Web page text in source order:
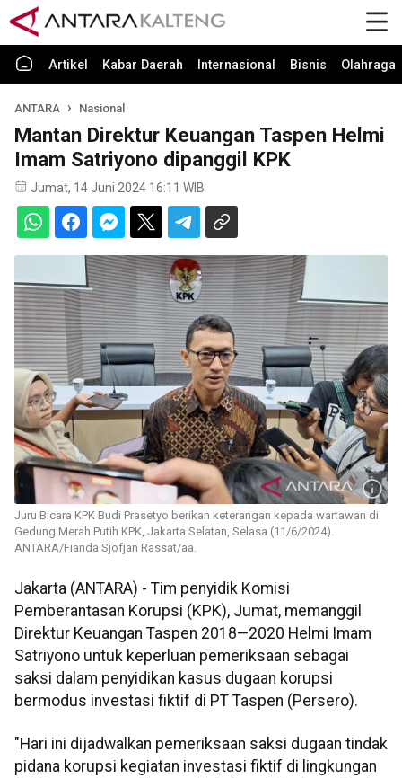
Artikel Kabar Daerah Internasional Bisnis Olahraga
ANTARA Nasional
Mantan Direktur Keuangan Taspen Helmi
Imam Satriyono dipanggil KPK
Jumat, 14 Juni 2024 16:11 WIB
Juru Bicara KPK Budi Prasetyo berikan keterangan kepada wartawan di
Gedung Merah Putih KPK, Jakarta Selatan, Selasa (11/6/2024).
ANTARA/Fianda Sjofjan Rassat/aa.
Jakarta (ANTARA) - Tim penyidik Komisi
Pemberantasan Korupsi (KPK), Jumat, memanggil
Direktur Keuangan Taspen 2018—2020 Helmi Imam
Satriyono untuk keperluan pemeriksaan sebagai
saksi dalam penyidikan kasus dugaan korupsi
bermodus investasi fiktif di PT Taspen (Persero).
"Hari ini dijadwalkan pemeriksaan saksi dugaan tindak
pidana korupsi kegiatan investasi fiktif di lingkungan